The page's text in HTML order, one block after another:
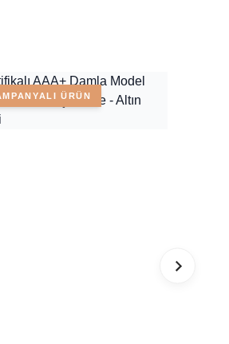
ÜRÜN